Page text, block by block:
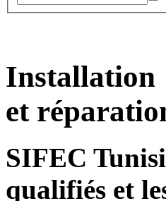
Installation
et
SIFEC
qualifiés et